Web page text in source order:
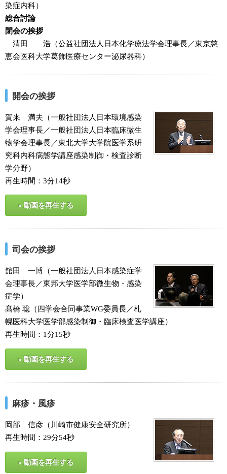
染症内科）
総合討論
閉会の挨拶
清田 浩（公益社団法人日本化学療法学会理事長／東京慈
恵会医科大学葛飾医療センター泌尿器科）
開会の挨拶
賀来 満夫（一般社団法人日本環境感染
学会理事長／一般社団法人日本臨床微生
物学会理事長／東北大学大学院医学系研
究科内科病態学講座感染制御・検査診断
学分野）
再生時間：3分14秒
» 動画を再生する
司会の挨拶
舘田 一博（一般社団法人日本感染症学
会理事長／東邦大学医学部微生物・感染
症学）
髙橋 聡（四学会合同事業WG委員長／札
幌医科大学医学部感染制御・臨床検査医学講座）
再生時間：1分15秒
» 動画を再生する
麻疹・風疹
岡部 信彦（川崎市健康安全研究所）
再生時間：29分54秒
» 動画を再生する